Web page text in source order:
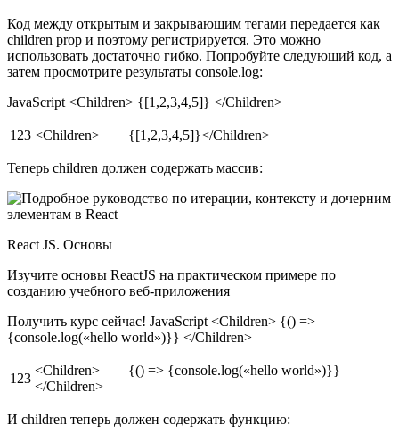
Код между открытым и закрывающим тегами передается как
children prop и поэтому регистрируется. Это можно
использовать достаточно гибко. Попробуйте следующий код, а
затем просмотрите результаты console.log:
JavaScript <Children> {[1,2,3,4,5]} </Children>
123 <Children> {[1,2,3,4,5]}</Children>
Теперь children должен содержать массив:
React JS. Основы
Изучите основы ReactJS на практическом примере по
созданию учебного веб-приложения
Получить курс сейчас! JavaScript <Children> {() =>
{console.log(«hello world»)}} </Children>
123
<Children> {() => {console.log(«hello world»)}}
</Children>
И children теперь должен содержать функцию: